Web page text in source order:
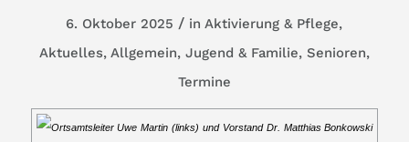
6. Oktober 2025 / inAktivierung & Pflege,
Aktuelles, Allgemein, Jugend & Familie, Senioren,
Termine